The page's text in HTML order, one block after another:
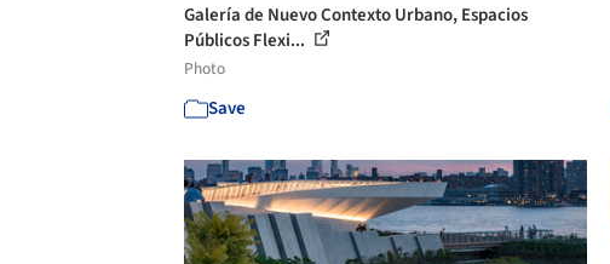
Galería de Nuevo Contexto Urbano, Espacios
Públicos Flexi...
Photo
Save